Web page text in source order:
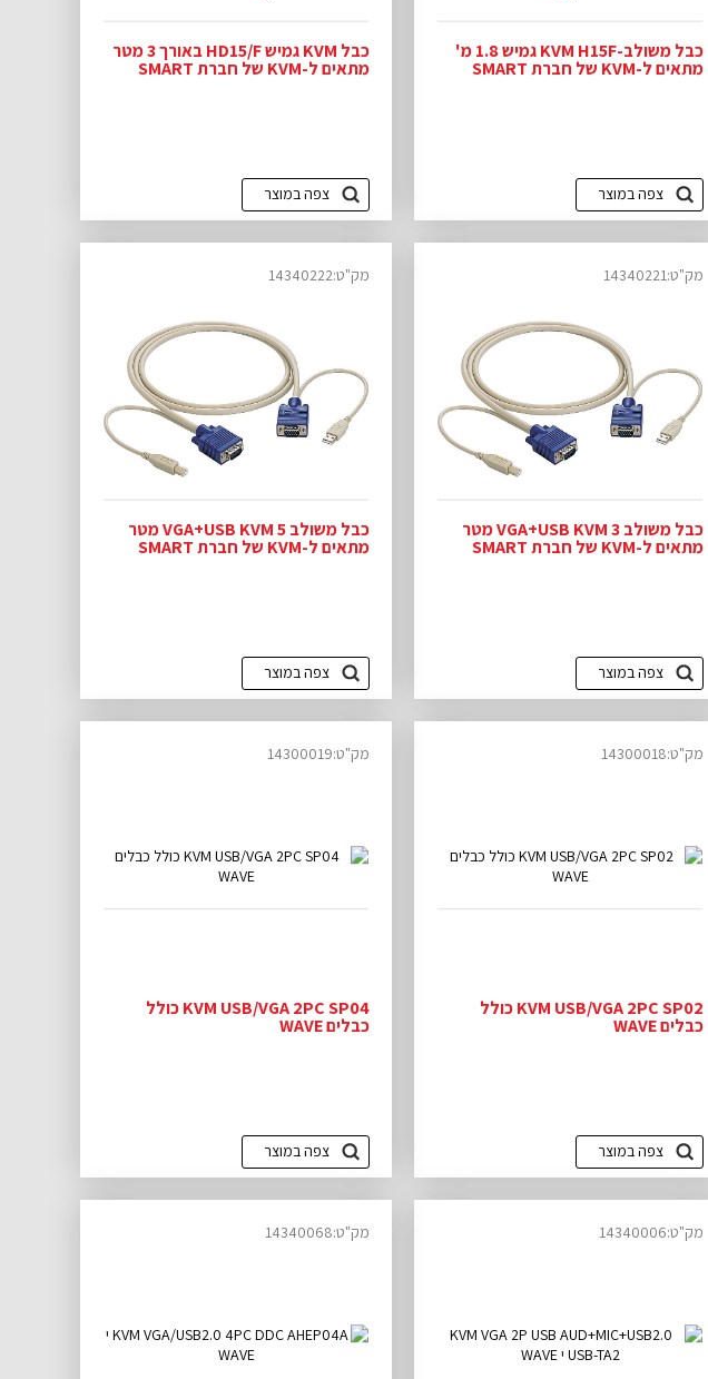
כבל משולב-KVM H15F גמיש 1.8 מ'
מתאים ל-KVM של חברת SMART
צפה במוצר
כבל KVM גמיש HD15/F באורך 3 מטר
מתאים ל-KVM של חברת SMART
צפה במוצר
כבל משולב VGA+USB KVM 3 מטר
מתאים ל-KVM של חברת SMART
צפה במוצר
מק"ט:14340221
כבל משולב VGA+USB KVM 5 מטר
מתאים ל-KVM של חברת SMART
צפה במוצר
מק"ט:14340222
KVM USB/VGA 2PC SP02 כולל
כבלים WAVE
צפה במוצר
מק"ט:14300018
KVM USB/VGA 2PC SP04 כולל
כבלים WAVE
צפה במוצר
מק"ט:14300019
מק"ט:14340006 מק"ט:14340068